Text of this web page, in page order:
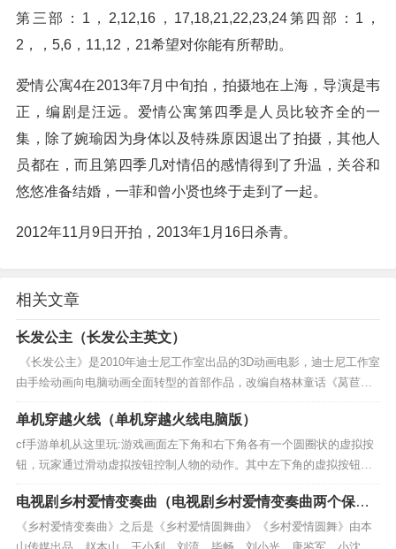
第三部：1，2,12,16，17,18,21,22,23,24第四部：1，
2，，5,6，11,12，21希望对你能有所帮助。
爱情公寓4在2013年7月中旬拍，拍摄地在上海，导演是韦
正，编剧是汪远。爱情公寓第四季是人员比较齐全的一
集，除了婉瑜因为身体以及特殊原因退出了拍摄，其他人
员都在，而且第四季几对情侣的感情得到了升温，关谷和
悠悠准备结婚，一菲和曾小贤也终于走到了一起。
2012年11月9日开拍，2013年1月16日杀青。
相关文章
长发公主（长发公主英文）
《长发公主》是2010年迪士尼工作室出品的3D动画电影，迪士尼工作室
由手绘动画向电脑动画全面转型的首部作品，改编自格林童话《莴苣姑
娘》，内森·格里诺执导，曼迪·摩尔、扎克瑞·莱维和唐纳·墨...
单机穿越火线（单机穿越火线电脑版）
cf手游单机从这里玩:游戏画面左下角和右下角各有一个圆圈状的虚拟按
钮，玩家通过滑动虚拟按钮控制人物的动作。其中左下角的虚拟按钮控
制移动右下角的虚拟按钮控制准星和射击。同时，在画面左侧还分布有
战绩查询、...
电视剧乡村爱情变奏曲（电视剧乡村爱情变奏曲两个保安
认为外国大蒜第几集）
《乡村爱情变奏曲》之后是《乡村爱情圆舞曲》《乡村爱情圆舞》由本